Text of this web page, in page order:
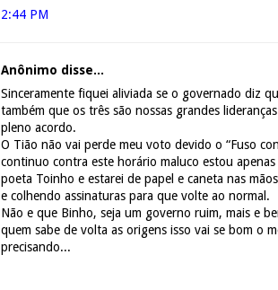
2:44 PM
Anônimo disse...
Sinceramente fiquei aliviada se o governado diz
também que os três são nossas grandes
pleno acordo.
O Tião não vai perde meu voto devido o “Fuso
continuo contra este horário maluco estou
poeta Toinho e estarei de papel e caneta nas
e colhendo assinaturas para que volte ao normal.
Não e que Binho, seja um governo ruim, mais e
quem sabe de volta as origens isso vai se bom o
precisando...